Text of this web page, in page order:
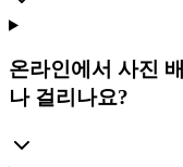
온라인에서 사진
나 걸리나요?